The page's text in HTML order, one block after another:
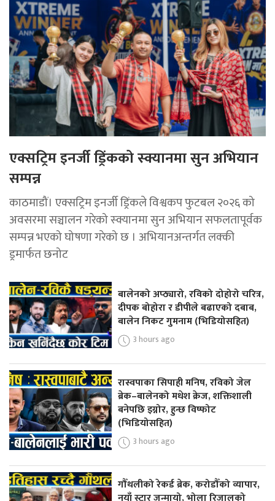
एक्सट्रिम इनर्जी ड्रिंकको स्क्यानमा सुन अभियान
सम्पन्न
काठमाडौं। एक्सट्रिम इनर्जी ड्रिंकले विश्वकप फुटबल २०२६ को
अवसरमा सञ्चालन गरेको स्क्यानमा सुन अभियान सफलतापूर्वक
सम्पन्न भएको घोषणा गरेको छ । अभियानअन्तर्गत लक्की
ड्रमार्फत छनोट
बालेनको अप्ठ्यारो, रविको दोहोरो चरित्र,
दीपक बोहोरा र डीपीले बढाएको दबाब,
बालेन निकट गुमनाम (भिडियोसहित)
3 hours ago
रास्वपाका सिपाही मनिष, रविको जेल
ब्रेक–बालेनको मधेश क्रेज, शक्तिशाली
बनेपछि इग्नोर, हुन्छ विष्फोट
(भिडियोसहित)
3 hours ago
गौँथलीको रेकर्ड ब्रेक, करोडौँको व्यापार,